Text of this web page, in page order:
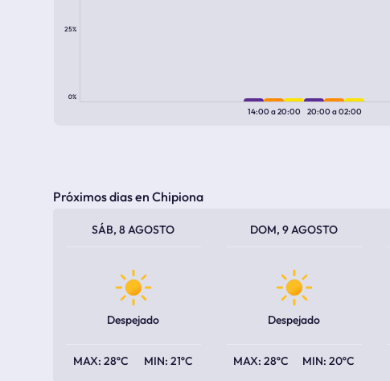
25%
0%
14:00a20:00 20:00a02:00
Próximos dias en Chipiona
SÁB, 8 AGOSTO
Despejado
28ºC 21ºC
DOM, 9 AGOSTO
Despejado
28ºC 20ºC